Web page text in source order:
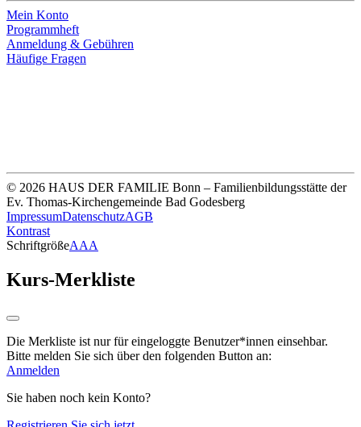
Mein Konto
Programmheft
Anmeldung & Gebühren
Häufige Fragen
© 2026 HAUS DER FAMILIE Bonn – Familienbildungsstätte der
Ev. Thomas-Kirchengemeinde Bad Godesberg
ImpressumDatenschutzAGB
Kontrast
SchriftgrößeAAA
Kurs-Merkliste
Die Merkliste ist nur für eingeloggte Benutzer*innen einsehbar.
Bitte melden Sie sich über den folgenden Button an:
Anmelden
Sie haben noch kein Konto?